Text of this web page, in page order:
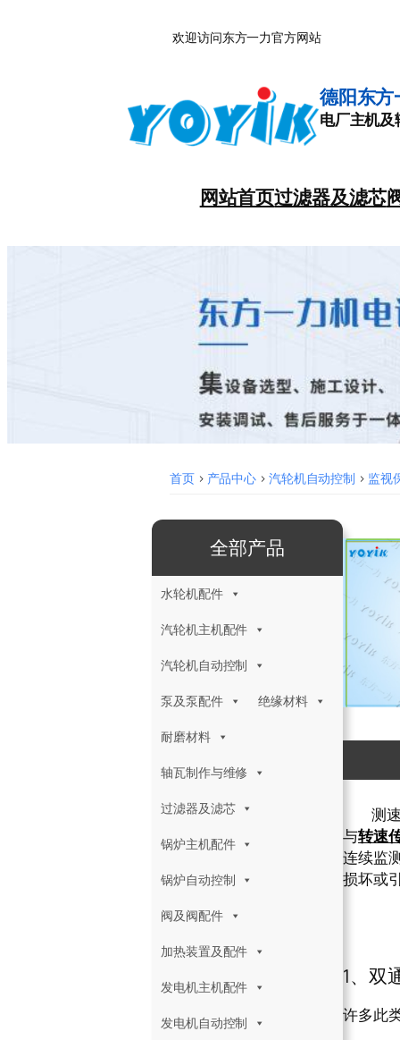
欢迎访问东方一力官方网站
德阳东
电厂主机
网站首页过滤器及滤芯
首页> 产品中心 > 汽轮机自动控制 > 监视
全部产品
水轮机配件
汽轮机主机配件
汽轮机自动控制
泵及泵配件 绝缘材料
耐磨材料
轴瓦制作与维修
过滤器及滤芯
锅炉主机配件
锅炉自动控制
阀及阀配件
加热装置及配件
发电机主机配件
发电机自动控制
测速
与转速
连续监
损坏或
1、双
许多此